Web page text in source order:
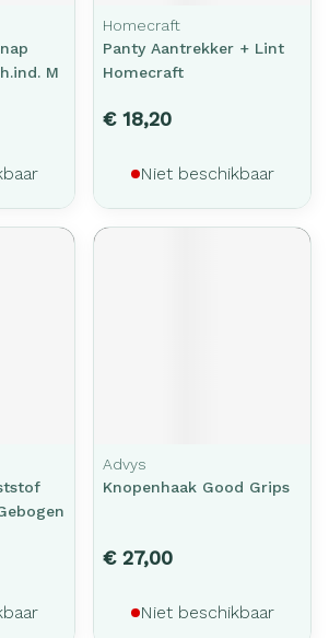
M
Homecraft
Panty Aantrekker + Lint
Homecraft
€ 18,20
Niet beschikbaar
Advys
Knopenhaak Good Grips
€ 27,00
Niet beschikbaar